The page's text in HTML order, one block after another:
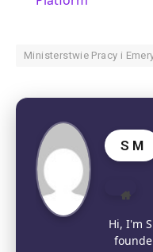
Ministerstwie Pracy i
S M
Hi, I'm